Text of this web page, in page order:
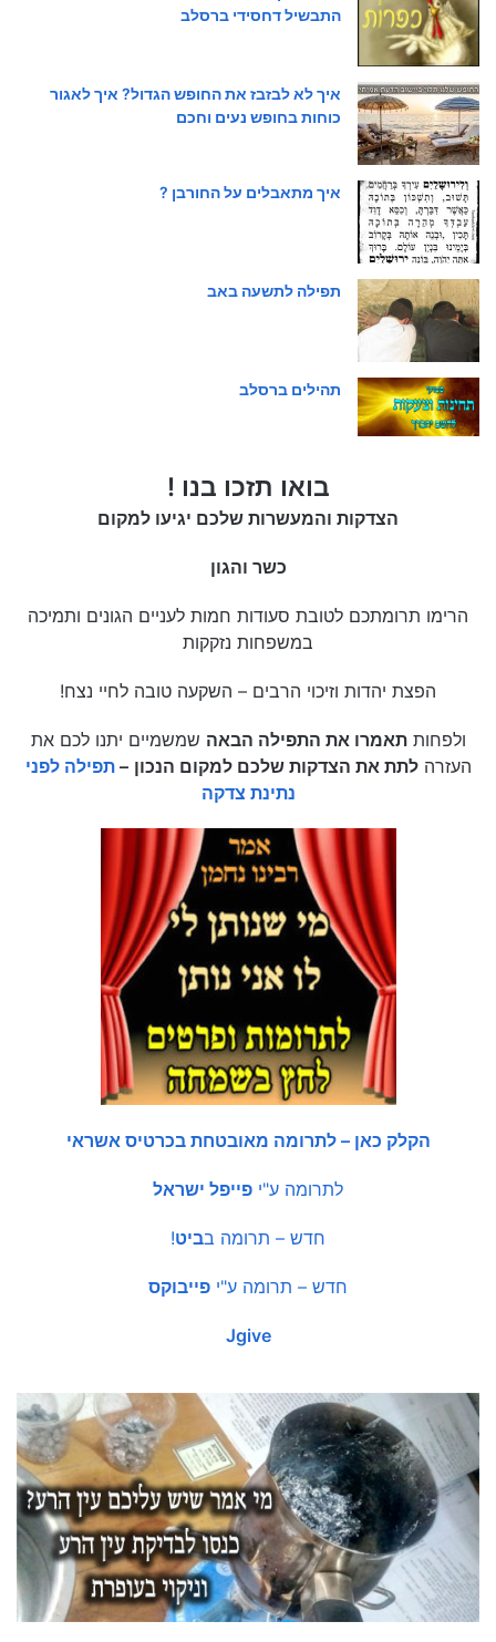
התבשיל דחסידי ברסלב
איך לא לבזבז את החופש הגדול? איך לאגור
כוחות בחופש נעים וחכם
איך מתאבלים על החורבן ?
תפילה לתשעה באב
תהילים ברסלב
בואו תזכו בנו !
הצדקות והמעשרות שלכם יגיעו למקום
כשר והגון
הרימו תרומתכם לטובת סעודות חמות לעניים הגונים ותמיכה
במשפחות נזקקות
הפצת יהדות וזיכוי הרבים – השקעה טובה לחיי נצח!
ולפחותתאמרו את התפילה הבאה שמשמיים יתנו לכם את
העזרהלתת את הצדקות שלכם למקום הנכון –תפילה לפני
נתינת צדקה
הקלק כאן – לתרומה מאובטחת בכרטיס אשראי
לתרומה ע"י פייפל ישראל
חדש – תרומה בביט!
חדש – תרומה ע"י פייבוקס
Jgive